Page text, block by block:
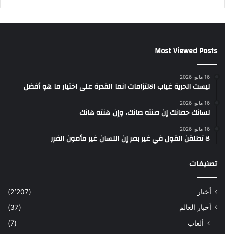
Most Viewed Posts
16 مايو، 2026
ليست الحرية غياب الالتزامات انما القدرة على اختيار ما هو أفضل
16 مايو، 2026
لسانك حصانك إن صنته صانك، وإن هنته هانك
16 مايو، 2026
لا تطلقن القول في غير بصر إن اللسان غير مأمون الضرر
تصنيفات
أخبار
(2٬207)
أخبار العالم
(37)
ألعاب
(7)